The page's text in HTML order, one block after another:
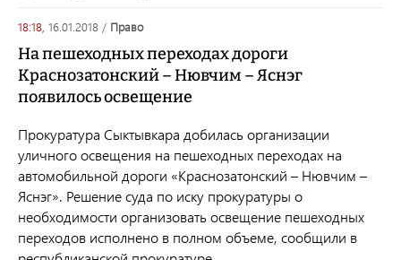
18:18, 16.01.2018 / право
На пешеходных переходах дороги
Краснозатонский – Нювчим – Яснэг
появилось освещение
Прокуратура Сыктывкара добилась организации
уличного освещения на пешеходных переходах на
автомобильной дороги «Краснозатонский – Нювчим –
Яснэг». Решение суда по иску прокуратуры о
необходимости организовать освещение пешеходных
переходов исполнено в полном объеме, сообщили в